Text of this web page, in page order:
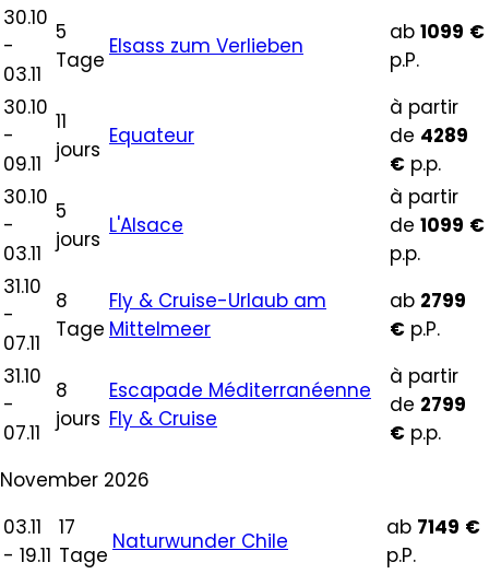
30.10
-
03.11
5
Tage
Elsass zum Verlieben
ab 1099 €
p.P.
30.10
-
09.11
11
jours
Equateur
à partir
de 4289
€ p.p.
30.10
-
03.11
5
jours
L'Alsace
à partir
de 1099 €
p.p.
31.10
-
07.11
8
Tage
Fly & Cruise-Urlaub am
Mittelmeer
ab 2799
€ p.P.
31.10
-
07.11
8
jours
Escapade Méditerranéenne
Fly & Cruise
à partir
de 2799
€ p.p.
November 2026
03.11
- 19.11
17
Tage
Naturwunder Chile
ab 7149 €
p.P.